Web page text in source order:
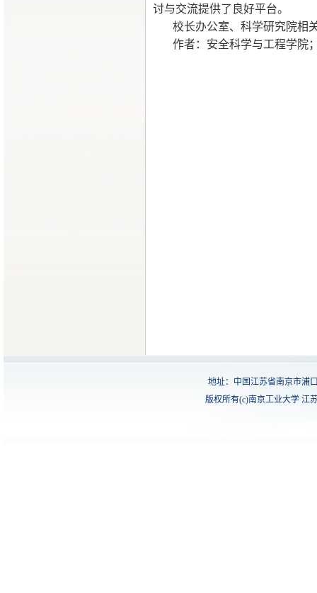
讨与交流提供了良好平台。
校长办公室、科学研究院相
作者：安全科学与工程学院
地址：中国江苏省南京市浦
版权所有(c)南京工业大学 江